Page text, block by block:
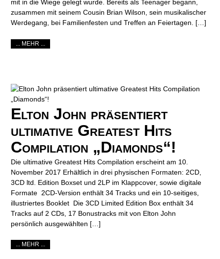
mit in die Wiege gelegt wurde. Bereits als Teenager begann,
zusammen mit seinem Cousin Brian Wilson, sein musikalischer
Werdegang, bei Familienfesten und Treffen an Feiertagen. […]
... MEHR ...
Elton John präsentiert
ultimative Greatest Hits
Compilation „Diamonds“!
Die ultimative Greatest Hits Compilation erscheint am 10.
November 2017 Erhältlich in drei physischen Formaten: 2CD,
3CD ltd. Edition Boxset und 2LP im Klappcover, sowie digitale
Formate 2CD-Version enthält 34 Tracks und ein 10-seitiges,
illustriertes Booklet Die 3CD Limited Edition Box enthält 34
Tracks auf 2 CDs, 17 Bonustracks mit von Elton John
persönlich ausgewählten […]
... MEHR ...